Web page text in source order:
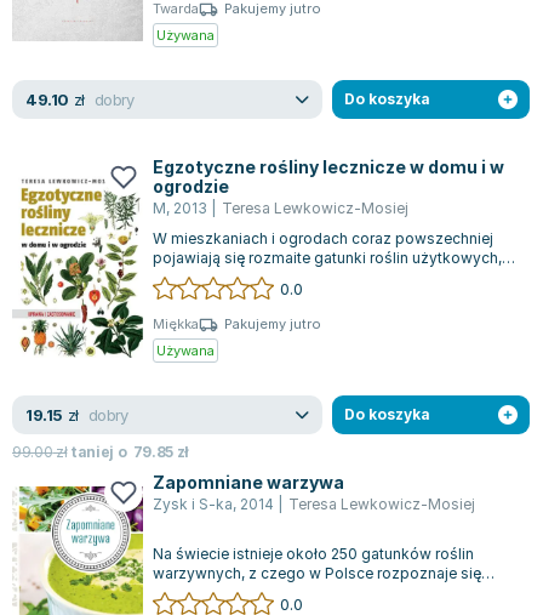
Książki o naukach politycznych dla studentów
Książki do nauk społecznych dla studentów
Prawo - książki dla studentów
Technologia żywności - książki
Zarządzanie i marketing - książki
Nauka języków obcych - książki
Podręczniki dla nauczycieli - metodyka
Repetytoria, testy i materiały pomocnicze
Wanda Chotomska
Clive Staples Lewis
Martyna Wojciechowska
Melissa De la Cruz
Blanka Lipińska
Jaś Kapela
Agatha Christie
Witold Gadowski
Marcin Kowalczyk
Piotr Zychowicz
Joanna Jabłczyńska
Piotr Kościelny
Jan Piński
Zygmunt Freud
Agata Passent
Twarda
Pakujemy jutro
Używana
49.10 zł dobry Do koszyka
Egzotyczne rośliny lecznicze w domu i w
ogrodzie
M, 2013
Teresa Lewkowicz-Mosiej
W mieszkaniach i ogrodach coraz powszechniej
pojawiają się rozmaite gatunki roślin użytkowych, w
tym także lecznicze i przyprawowe...
0.0
Miękka
Pakujemy jutro
Używana
19.15 zł dobry
99.00złtaniej o 79.85 zł
Do koszyka
Zapomniane warzywa
Zysk i S-ka, 2014 Teresa Lewkowicz-Mosiej
Na świecie istnieje około 250 gatunków roślin
warzywnych, z czego w Polsce rozpoznaje się
jedynie około 50. To sprawia, że warto r...
0.0